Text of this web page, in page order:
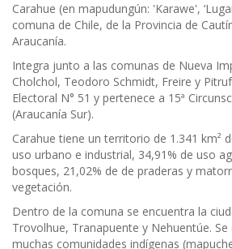
Carahue (en mapudungún: 'Karawe',
comuna de Chile, de la Provincia de
Araucanía.
Integra junto a las comunas de Nueva
Cholchol, Teodoro Schmidt, Freire y
Electoral N° 51 y pertenece a 15ª
(Araucanía Sur).
Carahue tiene un territorio de 1.341 km²
uso urbano e industrial, 34,91% de uso
bosques, 21,02% de de praderas y
vegetación.
Dentro de la comuna se encuentra la
Trovolhue, Tranapuente y Nehuentúe.
muchas comunidades indígenas